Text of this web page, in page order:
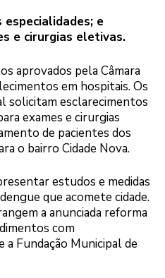
e
e cirurgias eletivas.
aprovados pela Câmara
em hospitais. Os
solicitam esclarecimentos
exames e cirurgias
de pacientes dos
o bairro Cidade Nova.
estudos e medidas
que acomete cidade.
a anunciada reforma
com
Fundação Municipal de